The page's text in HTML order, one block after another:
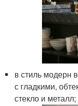
в стиль модерн
с гладкими,
стекло и металл;